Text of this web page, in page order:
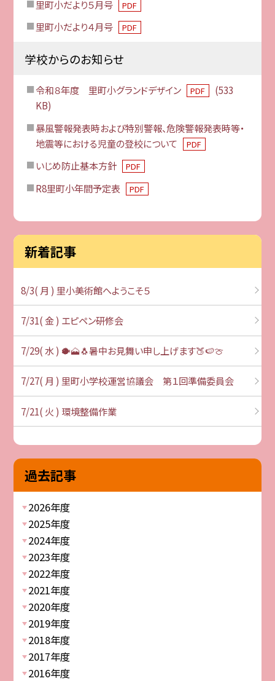
里町小だより５月号 PDF
里町小だより４月号 PDF
学校からのお知らせ
令和８年度 里町小グランドデザイン PDF
(533
KB)
暴風警報発表時および特別警報、危険警報発表時等・
地震等における児童の登校について
PDF
いじめ防止基本方針 PDF
R8里町小年間予定表 PDF
新着記事
8/3( 月 ) 里小美術館へようこそ５
7/31( 金 ) エピペン研修会
7/29( 水 ) 🐡🗻🐧暑中お見舞い申し上げます🍑🍉🍈
7/27( 月 ) 里町小学校運営協議会 第１回準備委員会
7/21( 火 ) 環境整備作業
過去記事
2026年度
2025年度
2024年度
2023年度
2022年度
2021年度
2020年度
2019年度
2018年度
2017年度
2016年度